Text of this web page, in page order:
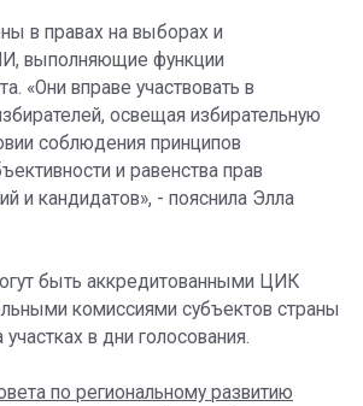
в правах на выборах и
выполняющие функции
«Они вправе участвовать в
освещая избирательную
соблюдения принципов
и равенства прав
и кандидатов», - пояснила Элла
быть аккредитованными ЦИК
комиссиями субъектов страны
участках в дни голосования.
по региональному развитию